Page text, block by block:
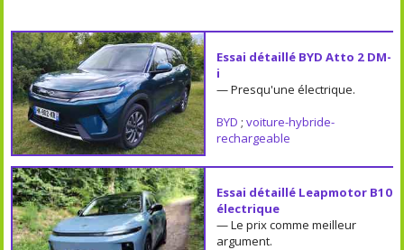
Essai détaillé BYD Atto 2 DM-
i
— Presqu'une électrique.
BYD ; voiture-hybride-
rechargeable
Essai détaillé Leapmotor B10
électrique
— Le prix comme meilleur
argument.